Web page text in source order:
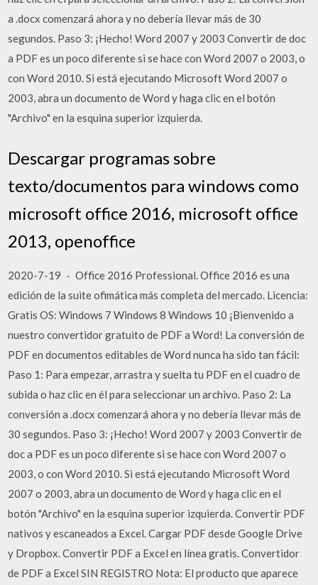
a .docx comenzará ahora y no debería llevar más de 30
segundos. Paso 3: ¡Hecho! Word 2007 y 2003 Convertir de doc
a PDF es un poco diferente si se hace con Word 2007 o 2003, o
con Word 2010. Si está ejecutando Microsoft Word 2007 o
2003, abra un documento de Word y haga clic en el botón
"Archivo" en la esquina superior izquierda.
Descargar programas sobre
texto/documentos para windows como
microsoft office 2016, microsoft office
2013, openoffice
2020-7-19 · Office 2016 Professional. Office 2016 es una
edición de la suite ofimática más completa del mercado. Licencia:
Gratis OS: Windows 7 Windows 8 Windows 10 ¡Bienvenido a
nuestro convertidor gratuito de PDF a Word! La conversión de
PDF en documentos editables de Word nunca ha sido tan fácil:
Paso 1: Para empezar, arrastra y suelta tu PDF en el cuadro de
subida o haz clic en él para seleccionar un archivo. Paso 2: La
conversión a .docx comenzará ahora y no debería llevar más de
30 segundos. Paso 3: ¡Hecho! Word 2007 y 2003 Convertir de
doc a PDF es un poco diferente si se hace con Word 2007 o
2003, o con Word 2010. Si está ejecutando Microsoft Word
2007 o 2003, abra un documento de Word y haga clic en el
botón "Archivo" en la esquina superior izquierda. Convertir PDF
nativos y escaneados a Excel. Cargar PDF desde Google Drive
y Dropbox. Convertir PDF a Excel en línea gratis. Convertidor
de PDF a Excel SIN REGISTRO Nota: El producto que aparece